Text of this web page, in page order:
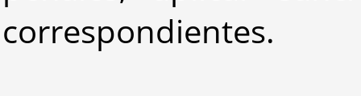
correspondientes.